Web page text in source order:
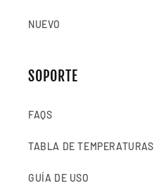
NUEVO
SOPORTE
FAQS
TABLA DE TEMPERATURAS
GUÍA DE USO